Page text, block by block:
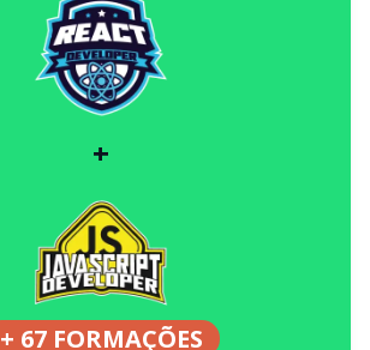
+
+ 67 FORMAÇÕES